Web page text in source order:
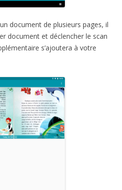
document de plusieurs pages, il
document et déclencher le scan
s’ajoutera à votre